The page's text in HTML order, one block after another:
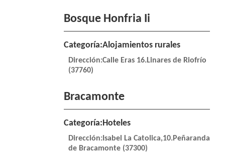
Bosque Honfria Ii
Categoría:Alojamientos rurales
Dirección:Calle Eras 16.Linares de Riofrío
(37760)
Bracamonte
Categoría:Hoteles
Dirección:Isabel La Catolica,10.Peñaranda
de Bracamonte (37300)